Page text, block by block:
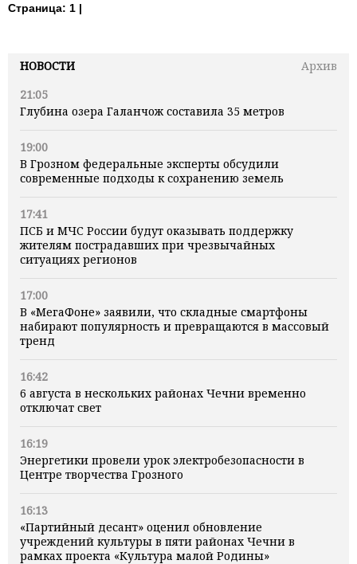
НОВОСТИ
Архив
21:05
Глубина озера Галанчож составила 35 метров
19:00
В Грозном федеральные эксперты обсудили
современные подходы к сохранению земель
17:41
ПСБ и МЧС России будут оказывать поддержку
жителям пострадавших при чрезвычайных
ситуациях регионов
17:00
В «МегаФоне» заявили, что складные смартфоны
набирают популярность и превращаются в массовый
тренд
16:42
6 августа в нескольких районах Чечни временно
отключат свет
16:19
Энергетики провели урок электробезопасности в
Центре творчества Грозного
16:13
«Партийный десант» оценил обновление
учреждений культуры в пяти районах Чечни в
рамках проекта «Культура малой Родины»
Страница: 1 |